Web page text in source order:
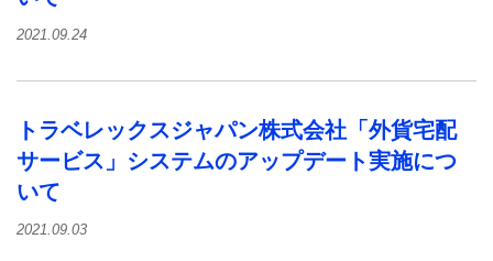
2021.09.24
トラベレックスジャパン株式会社「外貨宅配
サービス」システムのアップデート実施につ
いて
2021.09.03